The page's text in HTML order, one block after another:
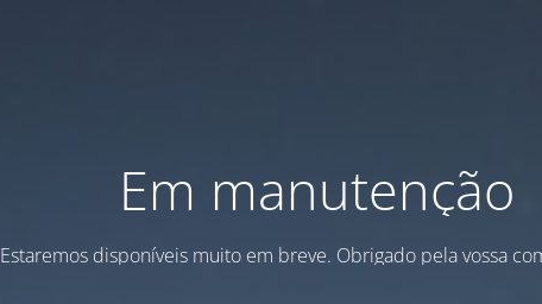
Em manutenção
Estaremos disponíveis muito em breve. Obrigado pela vossa